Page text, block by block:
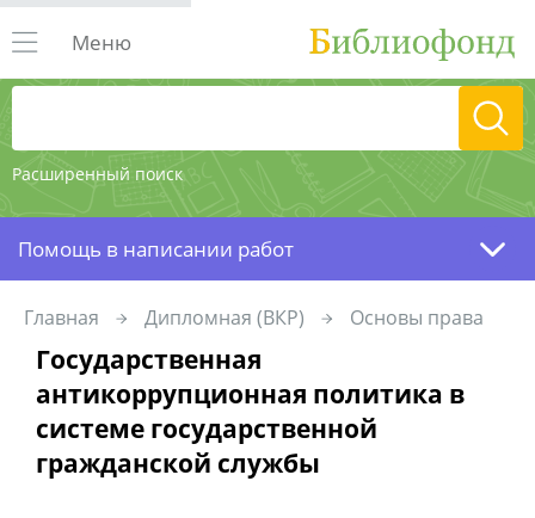
Расширенный поиск
Меню
Помощь в написании работ
Главная Дипломная (ВКР) Основы права
Государственная
антикоррупционная политика в
системе государственной
гражданской службы